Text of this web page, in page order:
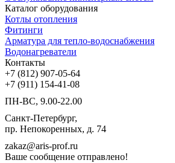
Каталог оборудования
Котлы отопления
Фитинги
Арматура для тепло-водоснабжения
Водонагреватели
Контакты
+7 (812) 907-05-64
+7 (911) 154-41-08
ПН-ВС, 9.00-22.00
Санкт-Петербург,
пр. Непокоренных, д. 74
zakaz@aris-prof.ru
Ваше сообщение отправлено!